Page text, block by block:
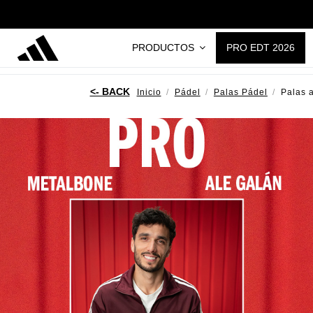
PRODUCTOS PRO EDT 2026
Inicio Pádel Palas Pádel Palas